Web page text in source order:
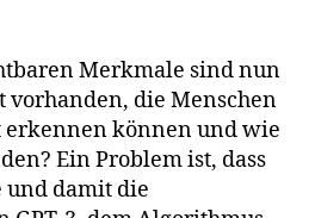
Merkmale sind nun
vorhanden, die Menschen
können und wie
Ein Problem ist, dass
und damit die